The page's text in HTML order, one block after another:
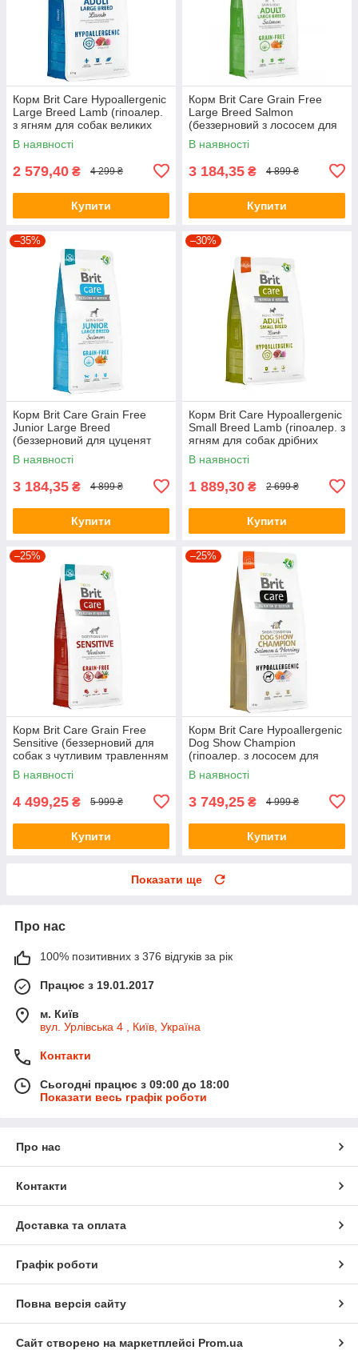
Корм Brit Care Hypoallergenic
Large Breed Lamb (гіпоалер.
з ягням для собак великих
порід) 12кг
В наявності
2 579,40 ₴ 4 299 ₴
Купити
Корм Brit Care Grain Free
Large Breed Salmon
(беззерновий з лососем для
собак великих порід) 12кг
В наявності
3 184,35 ₴ 4 899 ₴
Купити
–35%
Корм Brit Care Grain Free
Junior Large Breed
(беззерновий для цуценят
великих порід з лососем)
12кг
В наявності
3 184,35 ₴ 4 899 ₴
Купити
–30%
Корм Brit Care Hypoallergenic
Small Breed Lamb (гіпоалер. з
ягням для собак дрібних
порід) 7кг
В наявності
1 889,30 ₴ 2 699 ₴
Купити
–25%
Корм Brit Care Grain Free
Sensitive (беззерновий для
собак з чутливим травленням
з олениною) 12кг
В наявності
4 499,25 ₴ 5 999 ₴
Купити
–25%
Корм Brit Care Hypoallergenic
Dog Show Champion
(гіпоалер. з лососем для
виставкових собак) 12кг
В наявності
3 749,25 ₴ 4 999 ₴
Купити
Показати ще
Про нас
100% позитивних з 376 відгуків за рік
Працює з 19.01.2017
м. Київ
вул. Урлівська 4 , Київ, Україна
Контакти
Сьогодні працює з 09:00 до 18:00
Показати весь графік роботи
Про нас
Контакти
Доставка та оплата
Графік роботи
Повна версія сайту
Сайт створено на маркетплейсі Prom.ua